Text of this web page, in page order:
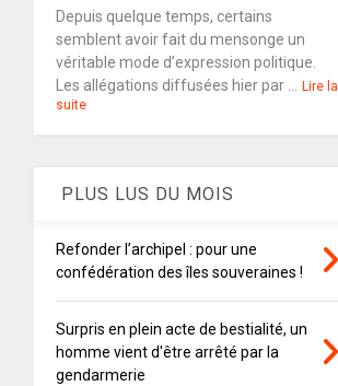
Depuis quelque temps, certains
semblent avoir fait du mensonge un
véritable mode d’expression politique.
Les allégations diffusées hier par ...
Lire la
suite
PLUS LUS DU MOIS
Refonder l’archipel : pour une
confédération des îles souveraines !
Surpris en plein acte de bestialité, un
homme vient d'être arrêté par la
gendarmerie